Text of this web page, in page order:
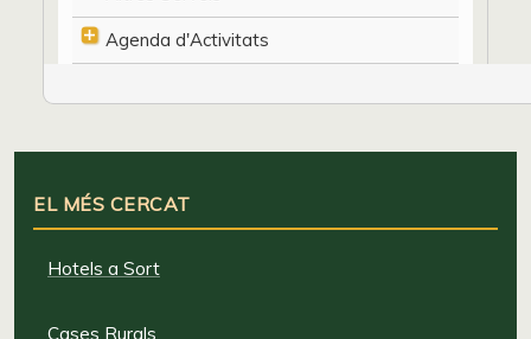
Agenda d'Activitats
EL MÉS CERCAT
Hotels a Sort
Cases Rurals